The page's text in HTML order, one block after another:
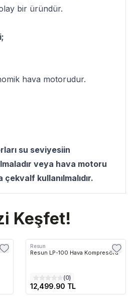
bir üründür.
hava motorudur.
su seviyesiin
veya hava motoru
çekvalf kullanılmalıdır.
Keşfet!
Resun
Resun LP-100 Hava Kompresörü
(0)
12,499.90 TL